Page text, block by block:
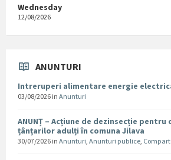
Wednesday
12/08/2026
ANUNTURI
Intreruperi alimentare energie
03/08/2026 in Anunturi
ANUNȚ – Acțiune de dezinsecție
țânțarilor adulți în comuna Jilava
30/07/2026 in Anunturi, Anunturi publice,